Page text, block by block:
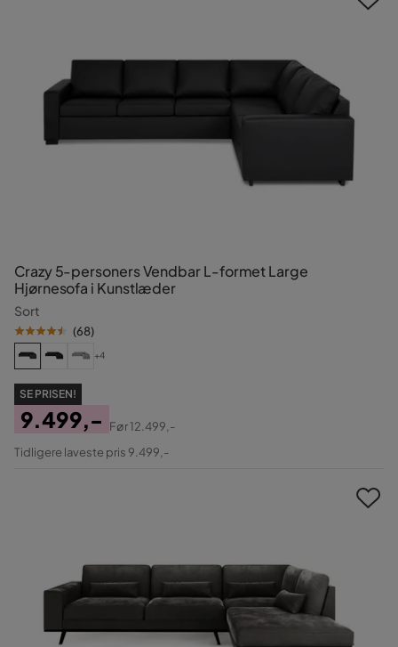
Crazy 5-personers Vendbar L-formet Large
Hjørnesofa i Kunstlæder
Sort
(68)
+4
SE PRISEN!
Pris
9.499,-
Original
Før12.499,-
Tidligere laveste pris 9.499,-